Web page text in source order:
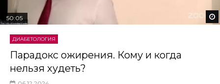
50:05
ДИАБЕТОЛОГИЯ
Парадокс ожирения. Кому и когда
нельзя худеть?